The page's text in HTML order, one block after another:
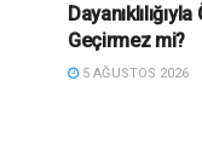
Geçirmez mi?
5 AĞUSTOS 2026